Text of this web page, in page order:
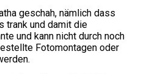
geschah, nämlich dass
trank und damit die
und kann nicht durch noch
Fotomontagen oder